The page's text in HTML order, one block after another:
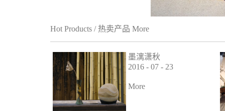
Hot Products / 热卖产品 More
墨漓潇秋
2016 - 07 - 23
More